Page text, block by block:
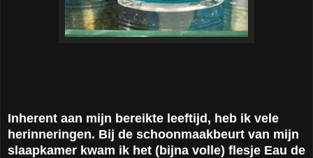
Inherent aan mijn bereikte leeftijd, heb ik vele
herinneringen. Bij de schoonmaakbeurt van mijn
slaapkamer kwam ik het (bijna volle) flesje Eau de